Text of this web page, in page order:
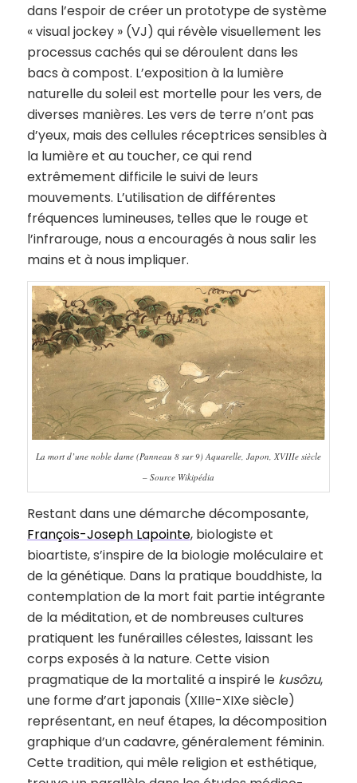
dans l’espoir de créer un prototype de système
« visual jockey » (VJ) qui révèle visuellement les
processus cachés qui se déroulent dans les
bacs à compost. L’exposition à la lumière
naturelle du soleil est mortelle pour les vers, de
diverses manières. Les vers de terre n’ont pas
d’yeux, mais des cellules réceptrices sensibles à
la lumière et au toucher, ce qui rend
extrêmement difficile le suivi de leurs
mouvements. L’utilisation de différentes
fréquences lumineuses, telles que le rouge et
l’infrarouge, nous a encouragés à nous salir les
mains et à nous impliquer.
La mort d’une noble dame (Panneau 8 sur 9) Aquarelle, Japon, XVIIIe siècle
– Source Wikipédia
Restant dans une démarche décomposante,
François-Joseph Lapointe, biologiste et
bioartiste, s’inspire de la biologie moléculaire et
de la génétique. Dans la pratique bouddhiste, la
contemplation de la mort fait partie intégrante
de la méditation, et de nombreuses cultures
pratiquent les funérailles célestes, laissant les
corps exposés à la nature. Cette vision
pragmatique de la mortalité a inspiré le kusôzu,
une forme d’art japonais (XIIIe-XIXe siècle)
représentant, en neuf étapes, la décomposition
graphique d’un cadavre, généralement féminin.
Cette tradition, qui mêle religion et esthétique,